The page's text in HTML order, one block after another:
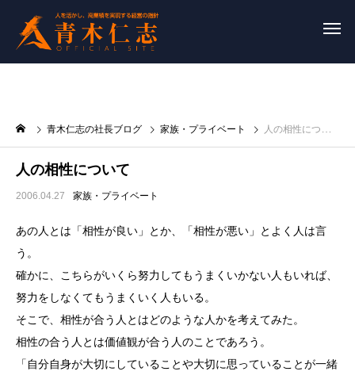
青木仁志の社長ブログ 家族・プライベート 人の相性について
人の相性について
2006.04.27 家族・プライベート
あの人とは「相性が良い」とか、「相性が悪い」とよく人は言
う。
確かに、こちらがいくら努力してもうまくいかない人もいれば、
努力をしなくてもうまくいく人もいる。
そこで、相性が合う人とはどのような人かを考えてみた。
相性の合う人とは価値観が合う人のことであろう。
「自分自身が大切にしていることや大切に思っていることが一緒